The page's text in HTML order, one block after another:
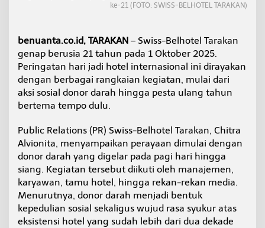
-
l
h
o
t
e
l
a
k
a
n
G
e
l
a
r
ke-21 (FOTO: SWISS-BELHOTEL TARAKAN)
benuanta.co.id, TARAKAN – Swiss-Belhotel Tarakan
genap berusia 21 tahun pada 1 Oktober 2025.
Peringatan hari jadi hotel internasional ini dirayakan
dengan berbagai rangkaian kegiatan, mulai dari
aksi sosial donor darah hingga pesta ulang tahun
bertema tempo dulu.
Public Relations (PR) Swiss-Belhotel Tarakan, Chitra
Alvionita, menyampaikan perayaan dimulai dengan
donor darah yang digelar pada pagi hari hingga
siang. Kegiatan tersebut diikuti oleh manajemen,
karyawan, tamu hotel, hingga rekan-rekan media.
Menurutnya, donor darah menjadi bentuk
kepedulian sosial sekaligus wujud rasa syukur atas
eksistensi hotel yang sudah lebih dari dua dekade